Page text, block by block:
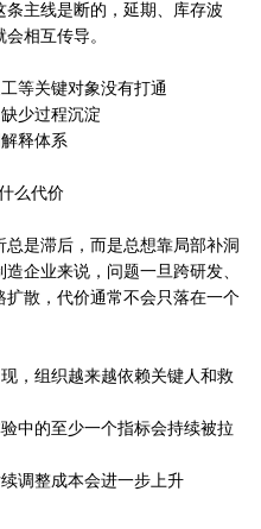
主线是断的，延期、库存波
相互传导。
等关键对象没有打通
少过程沉淀
释体系
么代价
是滞后，而是总想靠局部补洞
企业来说，问题一旦跨研发、
散，代价通常不会只落在一个
，组织越来越依赖关键人和救
中的至少一个指标会持续被拉
调整成本会进一步上升